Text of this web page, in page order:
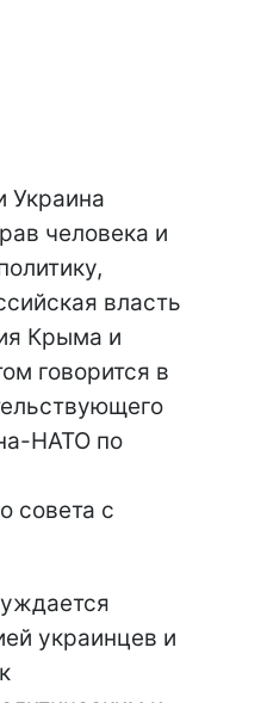
Украина
человека и
власть
Крыма и
говорится в
НАТО по
совета с
украинцев и